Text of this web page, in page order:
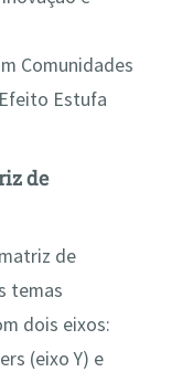
Comunidades
Estufa
de
de
temas
dois eixos:
(eixo Y) e